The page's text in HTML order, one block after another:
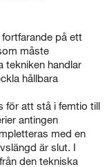
på ett
måste
tekniken handlar
hållbara
för att stå i femtio till
antingen
med en
är slut. I
den tekniska